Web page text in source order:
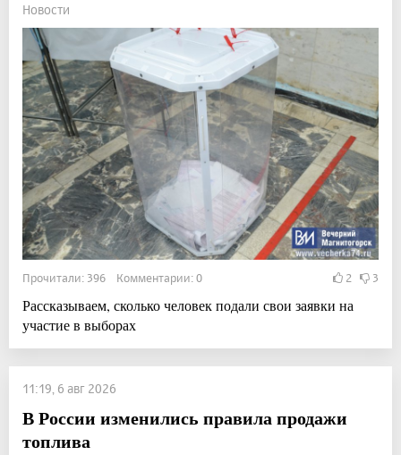
Новости
Прочитали: 396 Комментарии: 0 2 3
Рассказываем, сколько человек подали свои заявки на
участие в выборах
11:19, 6 авг 2026
В России изменились правила продажи
топлива